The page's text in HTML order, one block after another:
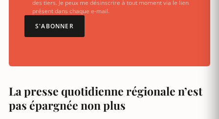
des tiers. Je peux me désinscrire à tout moment via le lien
présent dans chaque e-mail.
S'ABONNER
La presse quotidienne régionale n’est
pas épargnée non plus